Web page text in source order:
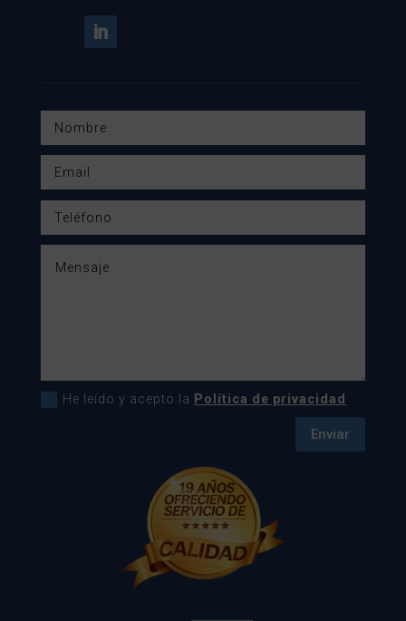
He leído y acepto la Política de privacidad
Enviar